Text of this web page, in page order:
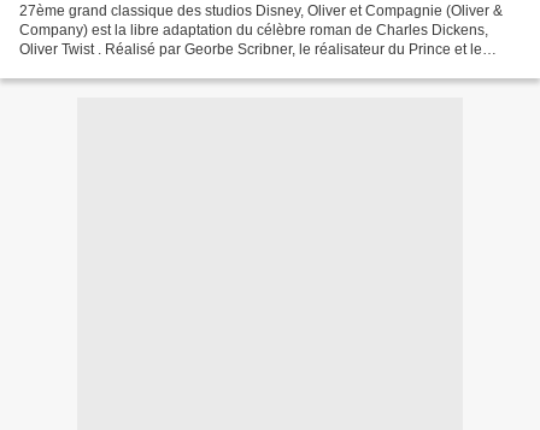
27ème grand classique des studios Disney, Oliver et Compagnie (Oliver &
Company) est la libre adaptation du célèbre roman de Charles Dickens,
Oliver Twist . Réalisé par Georbe Scribner, le réalisateur du Prince et le